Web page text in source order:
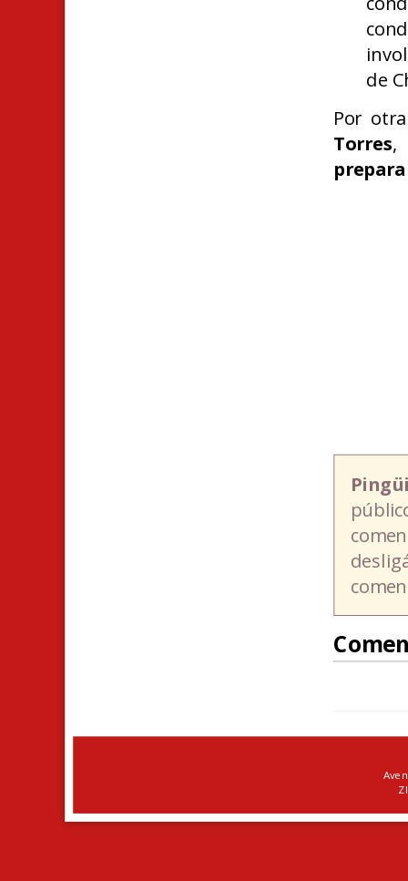
de
Por
Torres,